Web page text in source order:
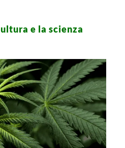
e la scienza